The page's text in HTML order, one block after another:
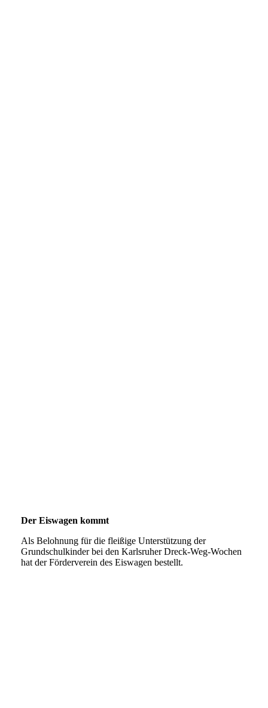
Der Eiswagen kommt
Als Belohnung für die fleißige Unterstützung der
Grundschulkinder bei den Karlsruher Dreck-Weg-Wochen
hat der Förderverein des Eiswagen bestellt.